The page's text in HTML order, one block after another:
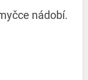
nádobí.